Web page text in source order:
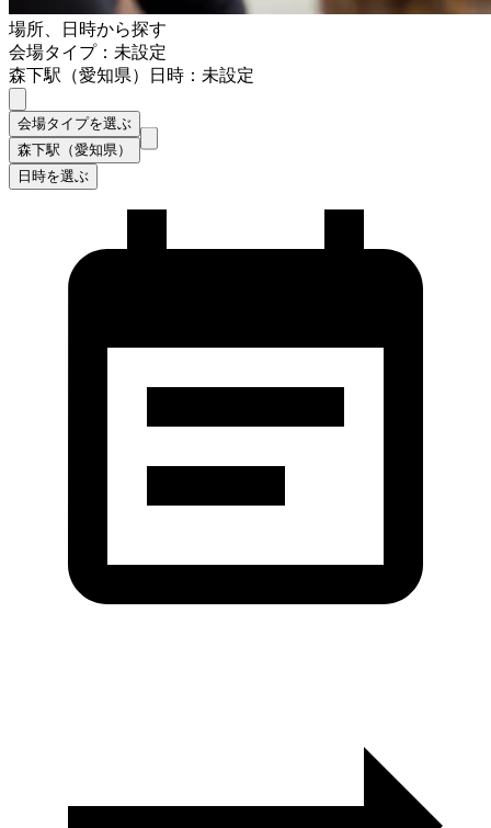
場所、日時から探す
会場タイプ：未設定
森下駅（愛知県）
日時：未設定
会場タイプを選ぶ
森下駅（愛知県）
日時を選ぶ